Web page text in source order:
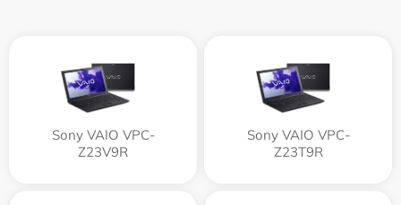
Sony VAIO VPC-
Z23V9R
Sony VAIO VPC-
Z23T9R